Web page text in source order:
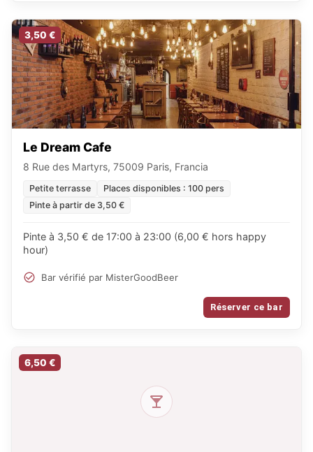
3,50 €
Le Dream Cafe
8 Rue des Martyrs, 75009 Paris, Francia
Petite terrasse
Places disponibles : 100 pers
Pinte à partir de 3,50 €
Pinte à 3,50 € de 17:00 à 23:00 (6,00 € hors happy
hour)
Bar vérifié par MisterGoodBeer
Réserver ce bar
6,50 €